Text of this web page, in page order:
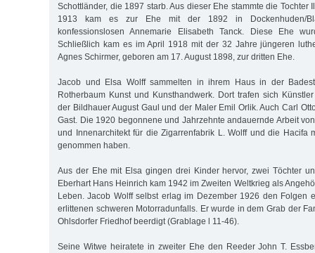
Schottländer, die 1897 starb. Aus dieser Ehe stammte die Tochter
1913 kam es zur Ehe mit der 1892 in Dockenhuden/
konfessionslosen Annemarie Elisabeth Tanck. Diese Ehe
Schließlich kam es im April 1918 mit der 32 Jahre jüngeren
Agnes Schirmer, geboren am 17. August 1898, zur dritten Ehe.
Jacob und Elsa Wolff sammelten in ihrem Haus in der
Rotherbaum Kunst und Kunsthandwerk. Dort trafen sich
der Bildhauer August Gaul und der Maler Emil Orlik. Auch Carl
Gast. Die 1920 begonnene und Jahrzehnte andauernde Arbeit
und Innenarchitekt für die Zigarrenfabrik L. Wolff und die Hacifa
genommen haben.
Aus der Ehe mit Elsa gingen drei Kinder hervor, zwei Töchter
Eberhart Hans Heinrich kam 1942 im Zweiten Weltkrieg als
Leben. Jacob Wolff selbst erlag im Dezember 1926 den Folgen
erlittenen schweren Motorradunfalls. Er wurde in dem Grab der
Ohlsdorfer Friedhof beerdigt (Grablage l 11-46).
Seine Witwe heiratete in zweiter Ehe den Reeder John T.